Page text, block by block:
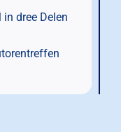
dree Delen